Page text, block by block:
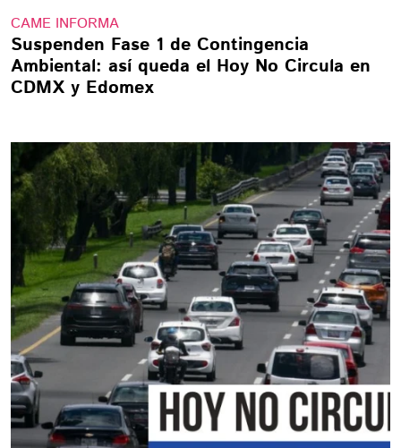
CAME INFORMA
Suspenden Fase 1 de Contingencia
Ambiental: así queda el Hoy No Circula en
CDMX y Edomex